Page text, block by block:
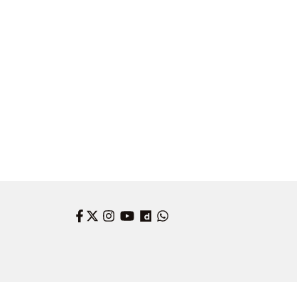
Facebook
Twitter
Instagram
YouTube
Dailymotion